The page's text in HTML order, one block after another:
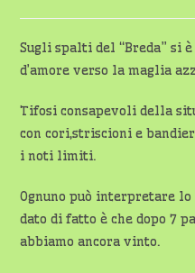
lettura:
Sugli spalti del “Breda” si
d’amore verso la maglia
Tifosi consapevoli della
con cori,striscioni e
i noti limiti.
Ognuno può interpretare
dato di fatto è che dopo 7
abbiamo ancora vinto.